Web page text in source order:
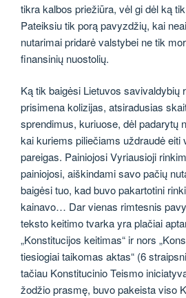
tikra kalbos priežiūra, vėl gi dėl ką
Pateiksiu tik porą pavyzdžių, kai
nutarimai pridarė valstybei ne tik
finansinių nuostolių.
Ką tik baigėsi Lietuvos savivaldybių
prisimena kolizijas, atsiradusias
sprendimus, kuriuose, dėl padarytų
kai kuriems piliečiams uždraudė eiti
pareigas. Painiojosi Vyriausioji
painiojosi, aiškindami savo pačių
baigėsi tuo, kad buvo pakartotini
kainavo… Dar vienas rimtesnis
teksto keitimo tvarka yra plačiai
„Konstitucijos keitimas“ ir nors
tiesiogiai taikomas aktas“ (6
tačiau Konstitucinio Teismo
žodžio prasmę, buvo pakeista viso